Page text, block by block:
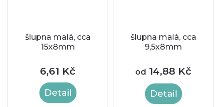
šlupna malá, cca
15x8mm
6,61 Kč
Detail
šlupna malá, cca
9,5x8mm
od 14,88 Kč
Detail